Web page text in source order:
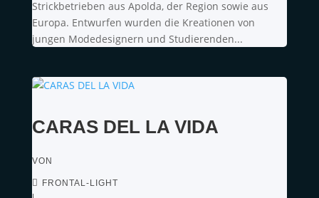
Strickbetrieben aus Apolda, der Region sowie aus
Europa. Entwurfen wurden die Kreationen von
jungen Modedesignern und Studierenden...
CARAS DEL LA VIDA
VON
FRONTAL-LIGHT